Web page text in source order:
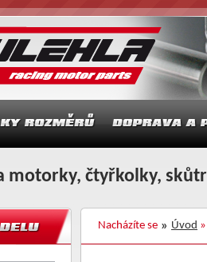
motorky, čtyřkolky,
Nacházíte se Úvod